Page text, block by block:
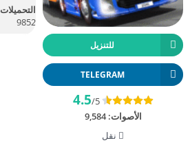
للتنزيل
TELEGRAM
4.5/5
الأصوات:9,584
نقل
التحميلات
9852